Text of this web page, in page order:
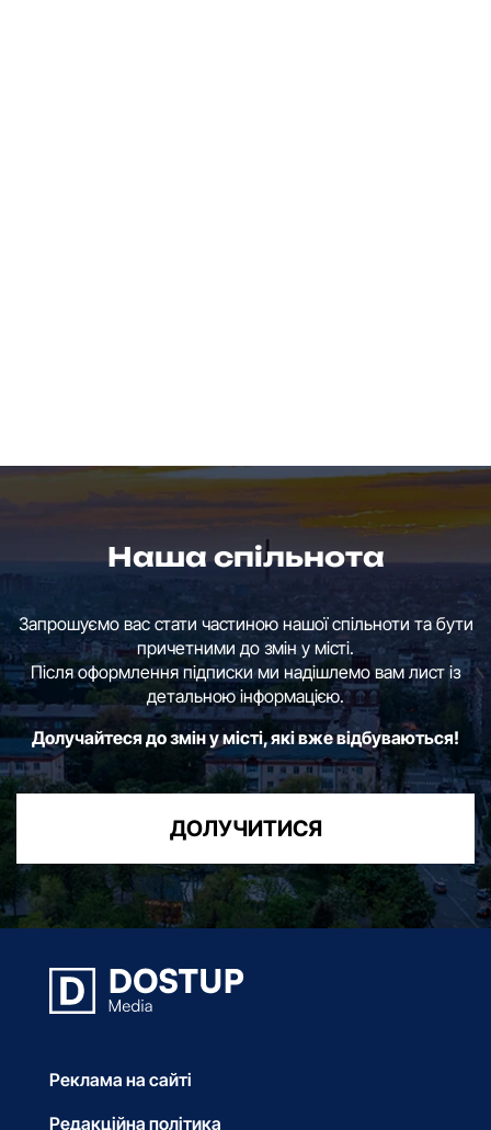
Наша спільнота
Запрошуємо вас стати частиною нашої спільноти та бути
причетними до змін у місті.
Після оформлення підписки ми надішлемо вам лист із
детальною інформацією.
Долучайтеся до змін у місті, які вже відбуваються!
ДОЛУЧИТИСЯ
Реклама на сайті
Редакційна політика